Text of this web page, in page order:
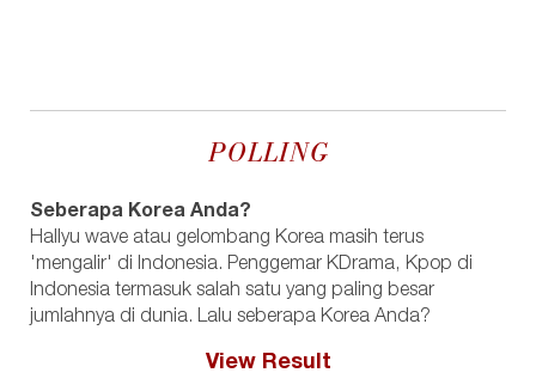
POLLING
Seberapa Korea Anda?
Hallyu wave atau gelombang Korea masih terus
'mengalir' di Indonesia. Penggemar KDrama, Kpop di
Indonesia termasuk salah satu yang paling besar
jumlahnya di dunia. Lalu seberapa Korea Anda?
View Result